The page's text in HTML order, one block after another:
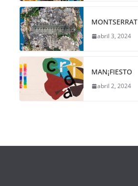
MONTSERRAT
abril 3, 2024
MAN¡FIESTO
abril 2, 2024